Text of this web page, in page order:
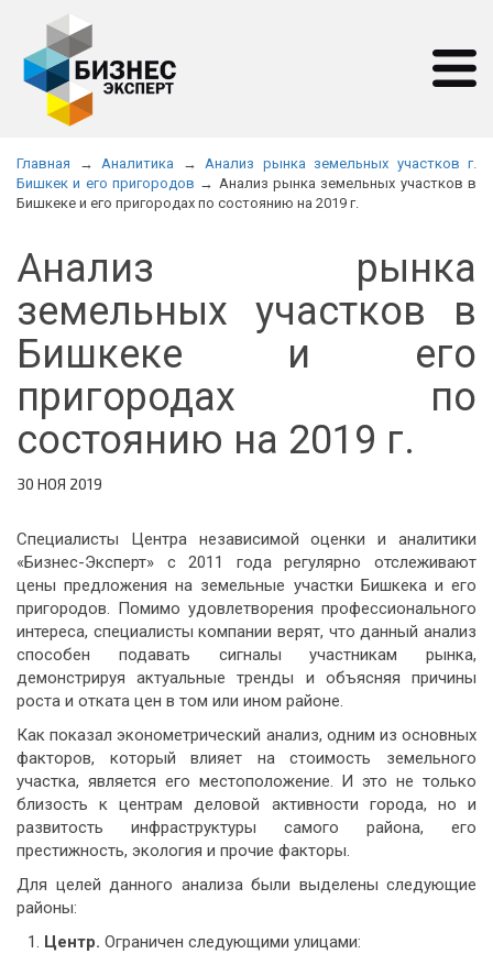
Главная → Аналитика → Анализ рынка земельных участков г.
Бишкек и его пригородов → Анализ рынка земельных участков в
Бишкеке и его пригородах по состоянию на 2019 г.
Анализ рынка
земельных участков в
Бишкеке и его
пригородах по
состоянию на 2019 г.
30 НОЯ 2019
Специалисты Центра независимой оценки и аналитики
«Бизнес-Эксперт» с 2011 года регулярно отслеживают
цены предложения на земельные участки Бишкека и его
пригородов. Помимо удовлетворения профессионального
интереса, специалисты компании верят, что данный анализ
способен подавать сигналы участникам рынка,
демонстрируя актуальные тренды и объясняя причины
роста и отката цен в том или ином районе.
Как показал эконометрический анализ, одним из основных
факторов, который влияет на стоимость земельного
участка, является его местоположение. И это не только
близость к центрам деловой активности города, но и
развитость инфраструктуры самого района, его
престижность, экология и прочие факторы.
Для целей данного анализа были выделены следующие
районы:
Центр. Ограничен следующими улицами: